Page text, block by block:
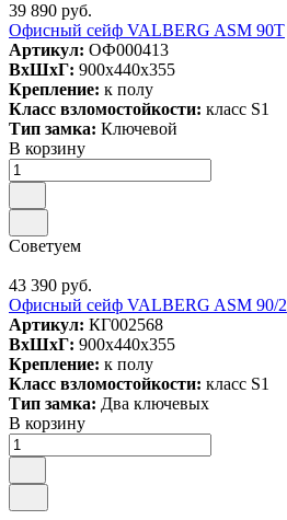
39 890 руб.
Офисный сейф VALBERG ASM 90T
Артикул: ОФ000413
ВxШxГ: 900x440x355
Крепление: к полу
Класс взломостойкости: класс S1
Тип замка: Ключевой
В корзину
Советуем
43 390 руб.
Офисный сейф VALBERG ASM 90/2
Артикул: КГ002568
ВxШxГ: 900x440x355
Крепление: к полу
Класс взломостойкости: класс S1
Тип замка: Два ключевых
В корзину